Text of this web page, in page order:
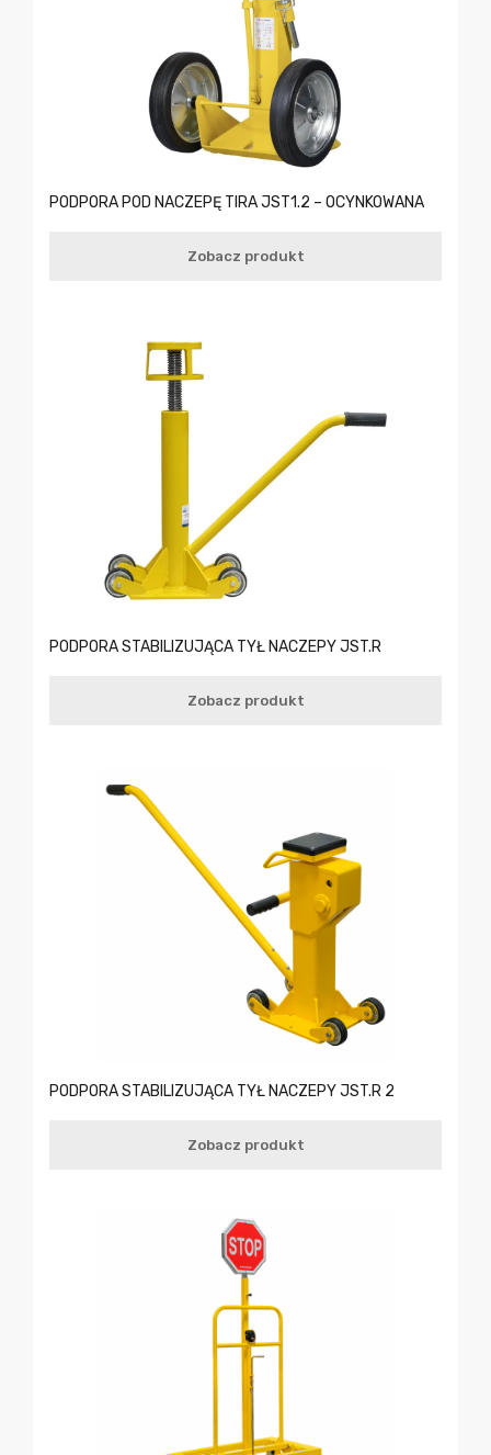
PODPORA POD NACZEPĘ TIRA JST1.2 – OCYNKOWANA
Zobacz produkt
PODPORA STABILIZUJĄCA TYŁ NACZEPY JST.R
Zobacz produkt
PODPORA STABILIZUJĄCA TYŁ NACZEPY JST.R 2
Zobacz produkt